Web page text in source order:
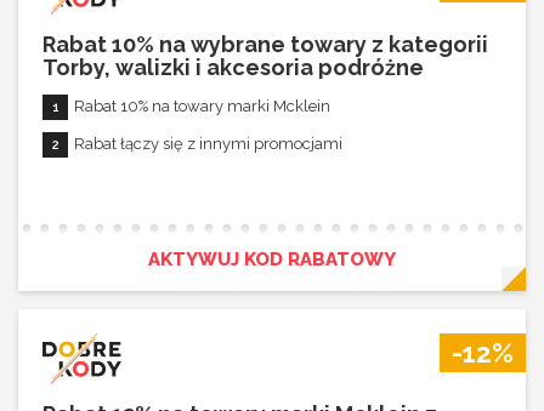
Rabat 10% na wybrane towary z kategorii
Torby, walizki i akcesoria podróżne
Rabat 10% na towary marki Mcklein
Rabat łączy się z innymi promocjami
AKTYWUJ KOD RABATOWY
-12%